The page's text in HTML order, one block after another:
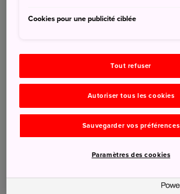
Cookies pour une publicité ciblée
Tout refuser
Autoriser tous les cookies
Sauvegarder vos préférences
Paramètres des cookies